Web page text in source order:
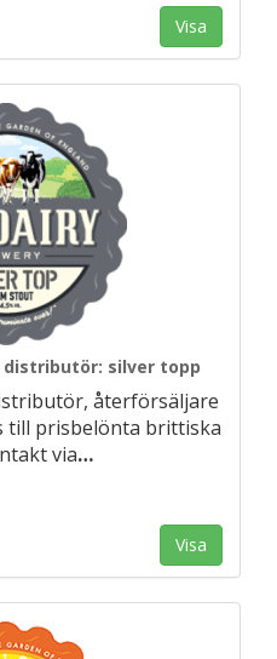
Visa
silver topp
återförsäljare
till prisbelönta brittiska
via…
Visa